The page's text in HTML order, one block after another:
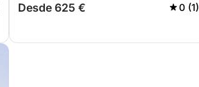
Desde 625 € 0 (1)